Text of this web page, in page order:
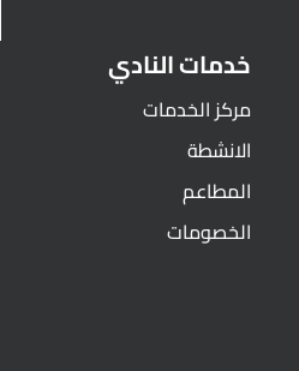
خدمات النادي
مركز الخدمات
الانشطة
المطاعم
الخصومات